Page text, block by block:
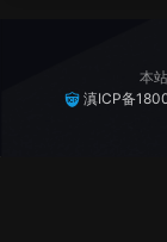
本
滇ICP备